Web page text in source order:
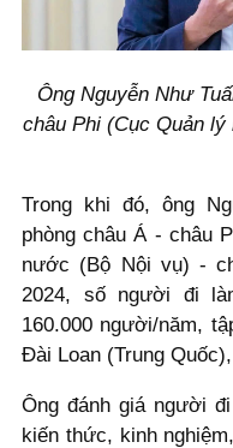
Ông Nguyễn Như
châu Phi (Cục Quản
Trong khi đó, ông
phòng châu Á - châu
nước (Bộ Nội vụ) -
2024, số người đi
160.000 người/năm,
Đài Loan (Trung
Ông đánh giá người
kiến thức, kinh